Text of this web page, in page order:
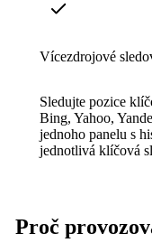
Vícezdrojové
Sledujte pozice
Bing, Yahoo,
jednoho panelu s
jednotlivá klíčová
Proč